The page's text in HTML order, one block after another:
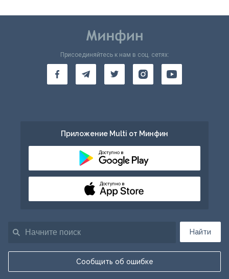
Найти
Сообщить об ошибке
Присоединяйтесь к нам в соц. сетях:
Приложение Multi от Минфин
Доступно в
Доступно в